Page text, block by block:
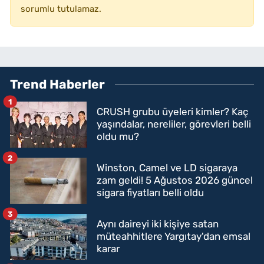
sorumlu tutulamaz.
Trend Haberler
CRUSH grubu üyeleri kimler? Kaç
yaşındalar, nereliler, görevleri belli
oldu mu?
1
Winston, Camel ve LD sigaraya
zam geldi! 5 Ağustos 2026 güncel
sigara fiyatları belli oldu
2
Aynı daireyi iki kişiye satan
müteahhitlere Yargıtay'dan emsal
karar
3